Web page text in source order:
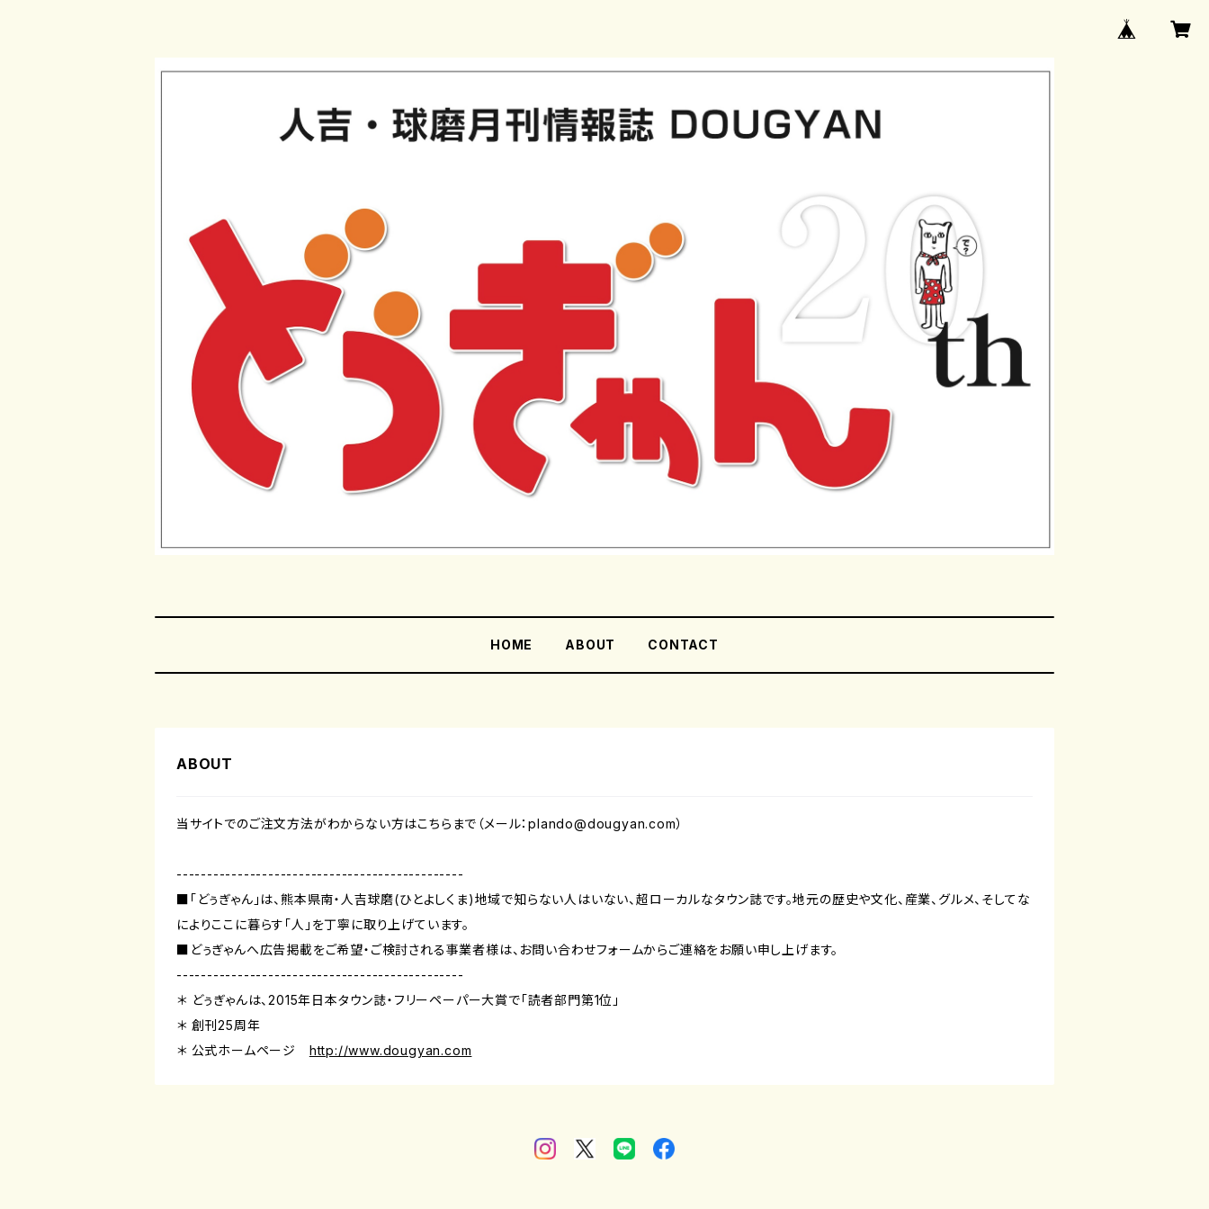
HOME ABOUT CONTACT
ABOUT
当サイトでのご注文方法がわからない方はこちらまで（メール：plando@dougyan.com）
-----------------------------------------------
■「どぅぎゃん」は、熊本県南・人吉球磨(ひとよしくま)地域で知らない人はいない、超ローカルなタウン誌です。地元の歴史や文化、産業、グルメ、そしてな
によりここに暮らす「人」を丁寧に取り上げています。
■どぅぎゃんへ広告掲載をご希望・ご検討される事業者様は、お問い合わせフォームからご連絡をお願い申し上げます。
-----------------------------------------------
＊ どぅぎゃんは、2015年日本タウン誌・フリーペーパー大賞で「読者部門第1位」
＊ 創刊25周年
＊ 公式ホームページ http://www.dougyan.com